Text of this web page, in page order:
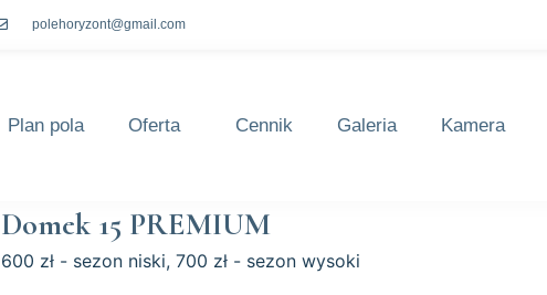
polehoryzont@gmail.com
Plan pola Oferta Cennik Galeria Kamera
Domek 15 PREMIUM
600 zł - sezon niski, 700 zł - sezon wysoki